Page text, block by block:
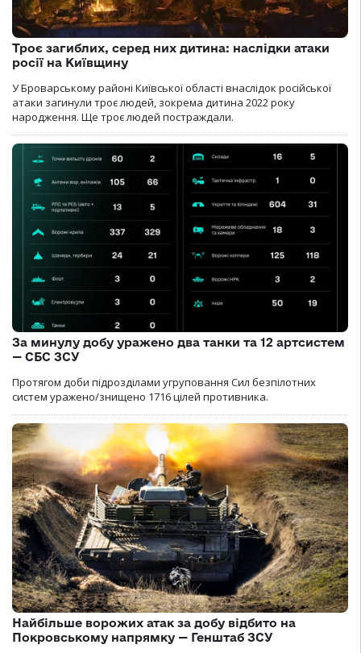
Троє загиблих, серед них дитина: наслідки атаки
росії на Київщину
У Броварському районі Київської області внаслідок російської
атаки загинули троє людей, зокрема дитина 2022 року
народження. Ще троє людей постраждали.
За минулу добу уражено два танки та 12 артсистем
— СБС ЗСУ
Протягом доби підрозділами угруповання Сил безпілотних
систем уражено/знищено 1716 цілей противника.
Найбільше ворожих атак за добу відбито на
Покровському напрямку — Генштаб ЗСУ